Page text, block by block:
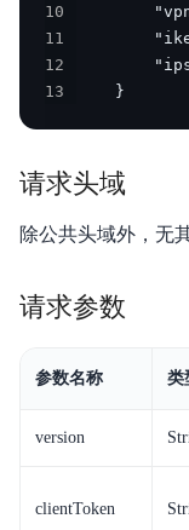
10
11
12
13
    }
请求头域
除公共头域外，无
请求参数
参数名称 类
version
clientToken